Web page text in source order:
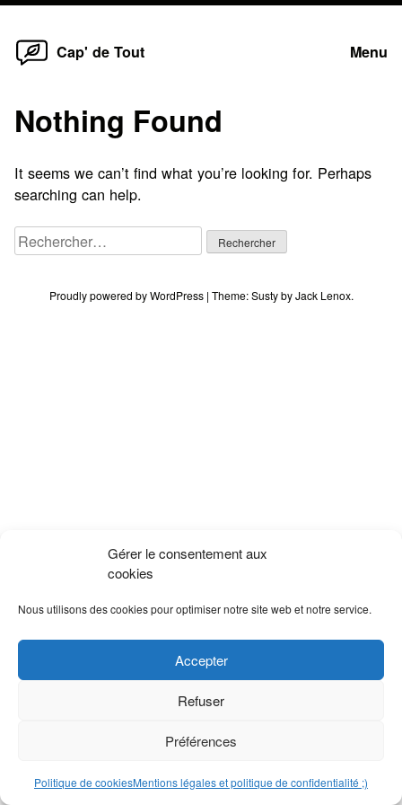
Gérer le consentement aux
cookies
Nous utilisons des cookies pour optimiser notre site web et notre service.
Accepter
Refuser
Préférences
Politique de cookiesMentions légales et politique de confidentialité ;)
Skip
Cap' de Tout Menu
Nothing Found
It seems we can’t find what you’re looking for. Perhaps
searching can help.
Rechercher :
Proudly powered by WordPress | Theme:SustybyJack Lenox.